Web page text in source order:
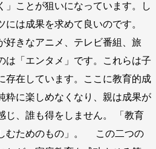
」ことが狙いになっています。し
は成果を求めて良いのです。
きなアニメ、テレビ番組、旅
は「エンタメ」です。これらは子
存在しています。ここに教育的成
粋に楽しめなくなり、親は成果が
じ、誰も得をしません。 「教育
むためのもの」。 この二つの